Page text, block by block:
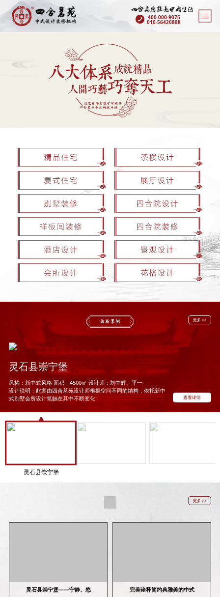
400-000-9075
010-56420888
更多 >>
灵石县崇宁堡
风格：新中式风格 面积：4500㎡ 设计师：刘中辉、平一
设计说明：此案由四合茗苑设计师根据空间不同的结构，依托新中
式别墅会所设计笔触在其中不断变化
查看详情
灵石县崇宁堡
更多 >>
灵石县崇宁堡——宁静、悠 完美诠释简约典雅美的中式